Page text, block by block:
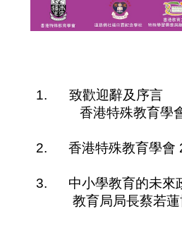
1.
致歡迎辭及序言
香港特殊教育學
2.香港特殊教育學會
3. 中小學教育的未來
教育局局長蔡若蓮